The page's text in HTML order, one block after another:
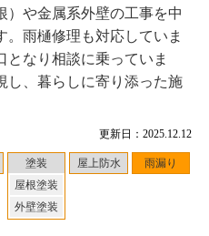
更新日：2025.12.12
塗装
屋根塗装
外壁塗装
屋上防水 雨漏り
）や金属系外壁の工事を中
雨樋修理も対応していま
となり相談に乗っていま
し、暮らしに寄り添った施